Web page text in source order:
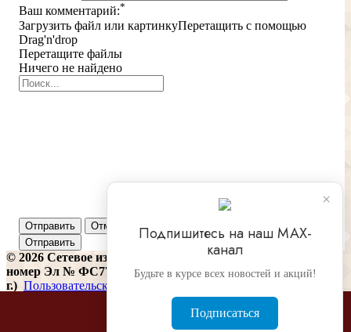
Ваш комментарий:*
Загрузить файл или картинкуПеретащить с помощью
Drag'n'drop
Перетащите файлы
Ничего не найдено
Отправить Отменить
© 2026 Сетевое издание «Финконтроль» (регистрационный
номер Эл № ФС77-81487 от 16 июля 2021
г.) Пользовательское соглашение
Издательский дом Бюджет. Использование материалов
rufincontrol.ru разрешено только с предварительного
×
Подпишитесь на наш МАХ-
канал
Будьте в курсе всех новостей и акций!
Подписаться